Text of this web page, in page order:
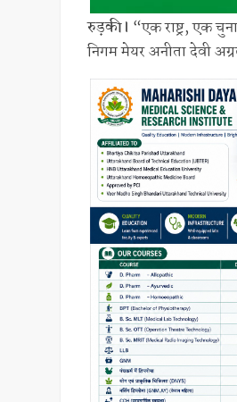
रुड़की। “एक राष्ट्र, एक
निगम मेयर अनीता देवी